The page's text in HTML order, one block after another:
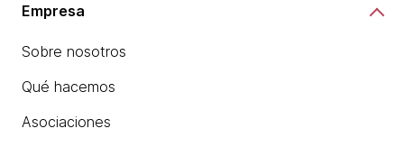
Empresa
Sobre nosotros
Qué hacemos
Asociaciones